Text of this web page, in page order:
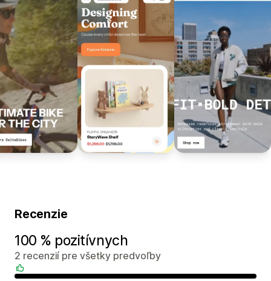
Recenzie
100 % pozitívnych
2 recenzií pre všetky predvoľby